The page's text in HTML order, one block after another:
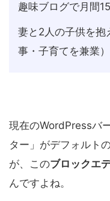
趣味ブログで月間
妻と2人の子供を抱
事・子育てを兼業）
現在のWordPressバ
ター」がデフォルト
が、このブロックエ
んですよね。